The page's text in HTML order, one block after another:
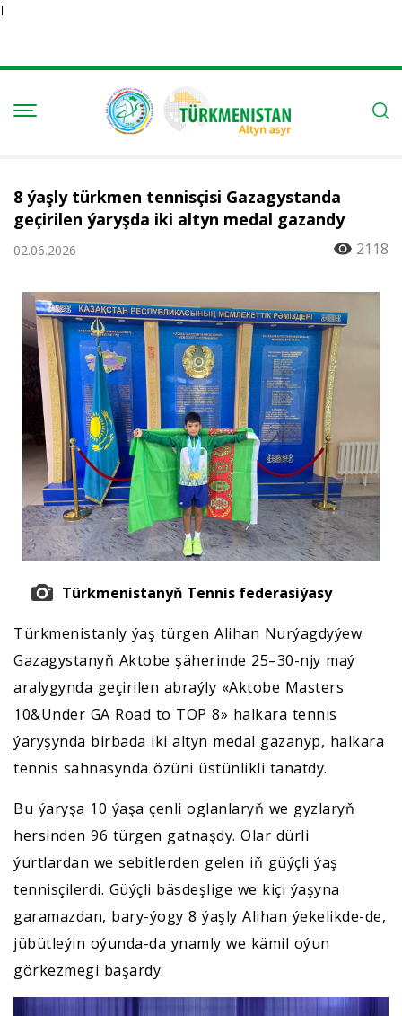
Ï
8 ýaşly türkmen tennisçisi Gazagystanda
geçirilen ýaryşda iki altyn medal gazandy
02.06.2026 2118
Türkmenistanyň Tennis federasiýasy
Türkmenistanly ýaş türgen Alihan Nurýagdyýew
Gazagystanyň Aktobe şäherinde 25–30-njy maý
aralygynda geçirilen abraýly «Aktobe Masters
10&Under GA Road to TOP 8» halkara tennis
ýaryşynda birbada iki altyn medal gazanyp, halkara
tennis sahnasynda özüni üstünlikli tanatdy.
Bu ýaryşa 10 ýaşa çenli oglanlaryň we gyzlaryň
hersinden 96 türgen gatnaşdy. Olar dürli
ýurtlardan we sebitlerden gelen iň güýçli ýaş
tennisçilerdi. Güýçli bäsdeşlige we kiçi ýaşyna
garamazdan, bary-ýogy 8 ýaşly Alihan ýekelikde-de,
jübütleýin oýunda-da ynamly we kämil oýun
görkezmegi başardy.